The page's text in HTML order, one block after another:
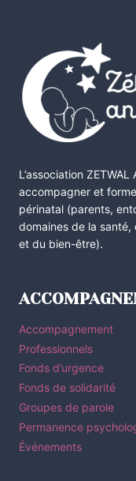
L’association
accompagner et
périnatal (parents,
domaines de la
et du bien-être).
Accompagnement
Professionnels
Fonds d’urgence
Fonds de solidarité
Groupes de parole
Permanence
Événements